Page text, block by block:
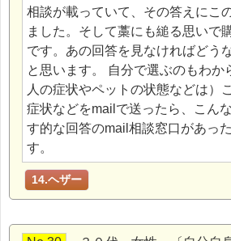
相談が載っていて、その答えにこ
ました。そして藁にも縋る思いで
です。あの回答を見なければどう
と思います。 自分で選ぶのもわか
人の症状やペットの状態などは）
症状などをmailで送ったら、こん
す的な回答のmail相談窓口があっ
す。
14.ヘザー